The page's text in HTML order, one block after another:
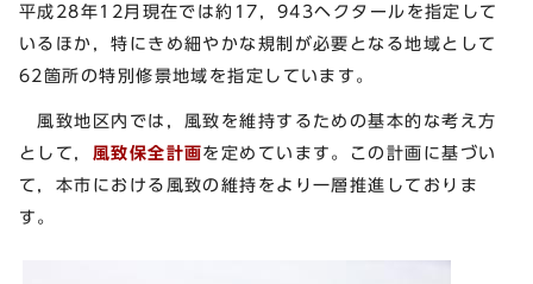
平成28年12月現在では約17，943ヘクタールを指定して
いるほか，特にきめ細やかな規制が必要となる地域として
62箇所の特別修景地域を指定しています。
風致地区内では，風致を維持するための基本的な考え方
として， 風致保全計画を定めています。この計画に基づい
て，本市における風致の維持をより一層推進しておりま
す。